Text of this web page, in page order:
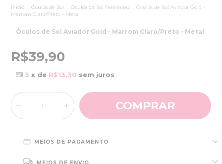
Início Óculos de Sol Óculos de Sol Feminino
Óculos de Sol Aviador Gold -
Marrom Claro/Preto - Metal
Óculos de Sol Aviador Gold - Marrom Claro/Preto - Metal
R$39,90
3 x de R$13,30 sem juros
MEIOS DE PAGAMENTO